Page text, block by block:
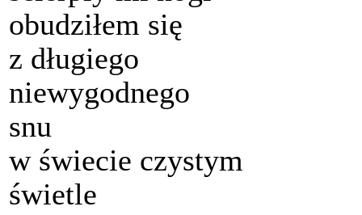
obudziłem się
z długiego
niewygodnego
snu
w świecie czystym
świetle